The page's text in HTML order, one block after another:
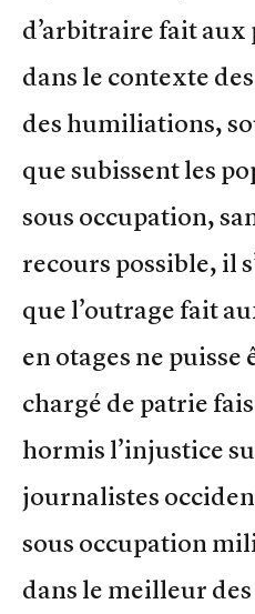
d’arbitraire fait aux
dans le contexte
des humiliations,
que subissent les
sous occupation,
recours possible, il
que l’outrage fait
en otages ne puisse
chargé de patrie
hormis l’injustice
journalistes
sous occupation
dans le meilleur